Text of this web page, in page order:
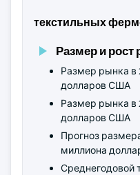
текстильных
Размер и рост
Размер рынка в
долларов США
Размер рынка в
долларов США
Прогноз
миллиона
Среднегодовой